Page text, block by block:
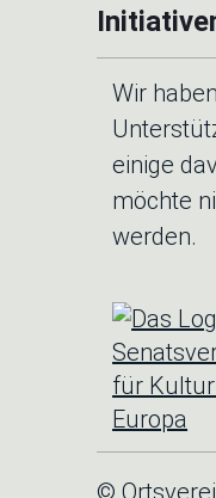
Wir
einige
möchte
werden.